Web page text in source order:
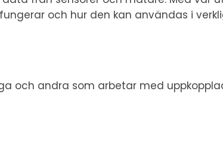
och hur den kan användas i
och andra som arbetar med